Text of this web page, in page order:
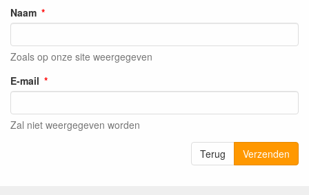
Naam
Zoals op onze site weergegeven
E-mail
Zal niet weergegeven worden
Terug Verzenden